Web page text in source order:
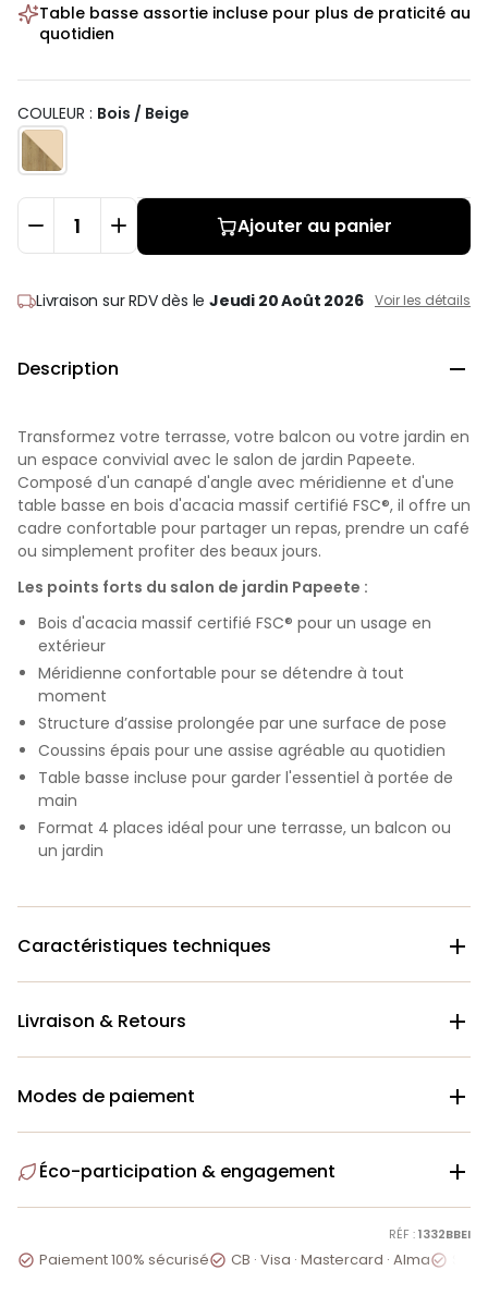
Table basse assortie incluse pour plus de praticité au
quotidien
COULEUR : Bois / Beige
Ajouter au panier
Livraison sur RDVdès leJeudi 20 Août 2026 Voir les détails
Description 
Transformez votre terrasse, votre balcon ou votre jardin en
un espace convivial avec le salon de jardin Papeete.
Composé d'un canapé d'angle avec méridienne et d'une
table basse en bois d'acacia massif certifié FSC®, il offre un
cadre confortable pour partager un repas, prendre un café
ou simplement profiter des beaux jours.
Les points forts du salon de jardin Papeete :
Bois d'acacia massif certifié FSC® pour un usage en
extérieur
Méridienne confortable pour se détendre à tout
moment
Structure d’assise prolongée par une surface de pose
Coussins épais pour une assise agréable au quotidien
Table basse incluse pour garder l'essentiel à portée de
main
Format 4 places idéal pour une terrasse, un balcon ou
un jardin
Caractéristiques techniques 
Livraison & Retours 
Modes de paiement 
Éco-participation & engagement 
RÉF :1332BBEI
 Paiement 100% sécurisé CB · Visa · Mastercard · Alma